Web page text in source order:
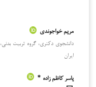
مریم خواجوندی
دانشجوی دکتری، گروه تربیت بدنی،
ایران
یاسر کاظم زاده *